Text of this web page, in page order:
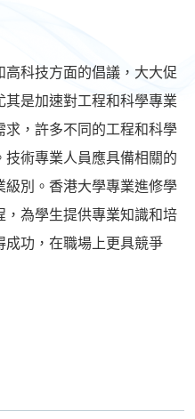
科技方面的倡議，大大促
是加速對工程和科學專業
求，許多不同的工程和科學
術專業人員應具備相關的
別。香港大學專業進修學
，為學生提供專業知識和培
成功，在職場上更具競爭